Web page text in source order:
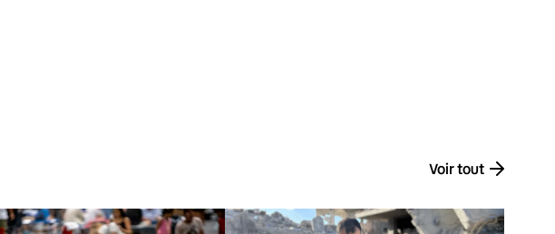
Voir tout